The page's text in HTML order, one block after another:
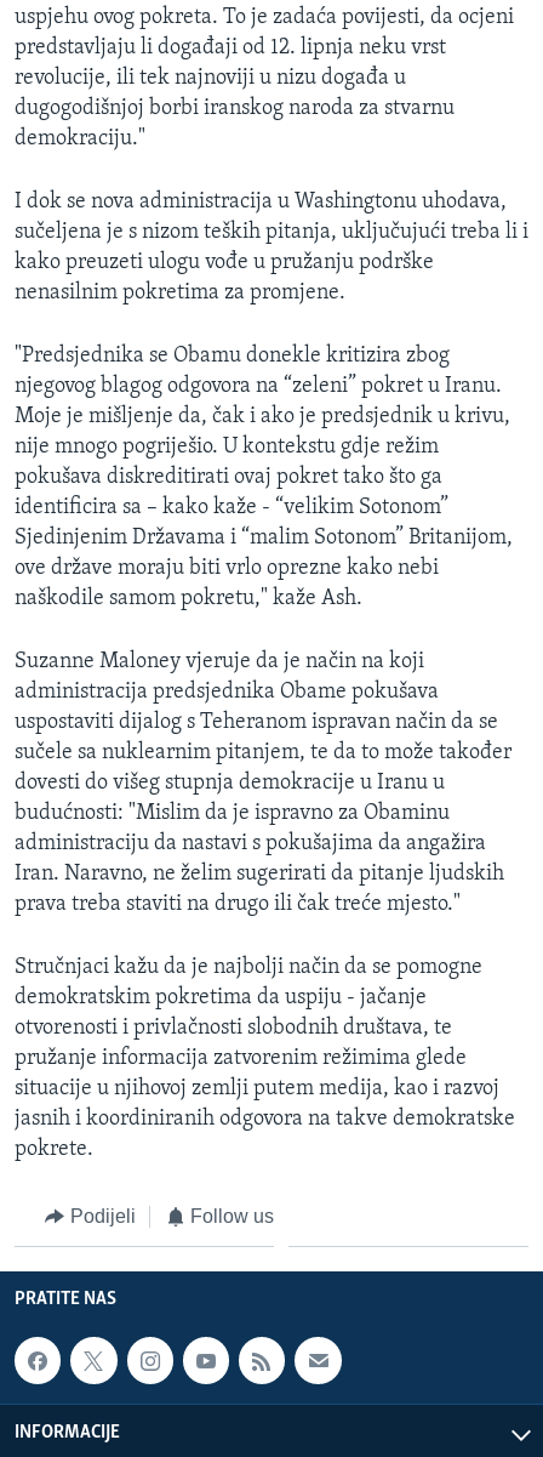
uspjehu ovog pokreta. To je zadaća povijesti, da ocjeni
predstavljaju li događaji od 12. lipnja neku vrst
revolucije, ili tek najnoviji u nizu događa u
dugogodišnjoj borbi iranskog naroda za stvarnu
demokraciju."
I dok se nova administracija u Washingtonu uhodava,
sučeljena je s nizom teških pitanja, uključujući treba li i
kako preuzeti ulogu vođe u pružanju podrške
nenasilnim pokretima za promjene.
"Predsjednika se Obamu donekle kritizira zbog
njegovog blagog odgovora na “zeleni” pokret u Iranu.
Moje je mišljenje da, čak i ako je predsjednik u krivu,
nije mnogo pogriješio. U kontekstu gdje režim
pokušava diskreditirati ovaj pokret tako što ga
identificira sa – kako kaže - “velikim Sotonom”
Sjedinjenim Državama i “malim Sotonom” Britanijom,
ove države moraju biti vrlo oprezne kako nebi
naškodile samom pokretu," kaže Ash.
Suzanne Maloney vjeruje da je način na koji
administracija predsjednika Obame pokušava
uspostaviti dijalog s Teheranom ispravan način da se
sučele sa nuklearnim pitanjem, te da to može također
dovesti do višeg stupnja demokracije u Iranu u
budućnosti: "Mislim da je ispravno za Obaminu
administraciju da nastavi s pokušajima da angažira
Iran. Naravno, ne želim sugerirati da pitanje ljudskih
prava treba staviti na drugo ili čak treće mjesto."
Stručnjaci kažu da je najbolji način da se pomogne
demokratskim pokretima da uspiju - jačanje
otvorenosti i privlačnosti slobodnih društava, te
pružanje informacija zatvorenim režimima glede
situacije u njihovoj zemlji putem medija, kao i razvoj
jasnih i koordiniranih odgovora na takve demokratske
pokrete.
Podijeli Follow us
PRATITE NAS
INFORMACIJE